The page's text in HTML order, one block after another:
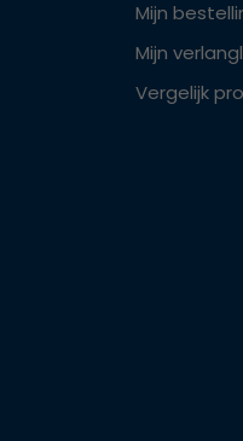
Mijn
Mijn
Vergelijk